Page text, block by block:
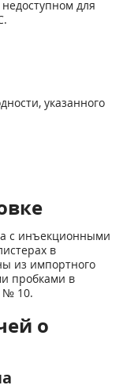
для
указанного
с инъекционными
в
из импортного
пробками в
№ 10.
о